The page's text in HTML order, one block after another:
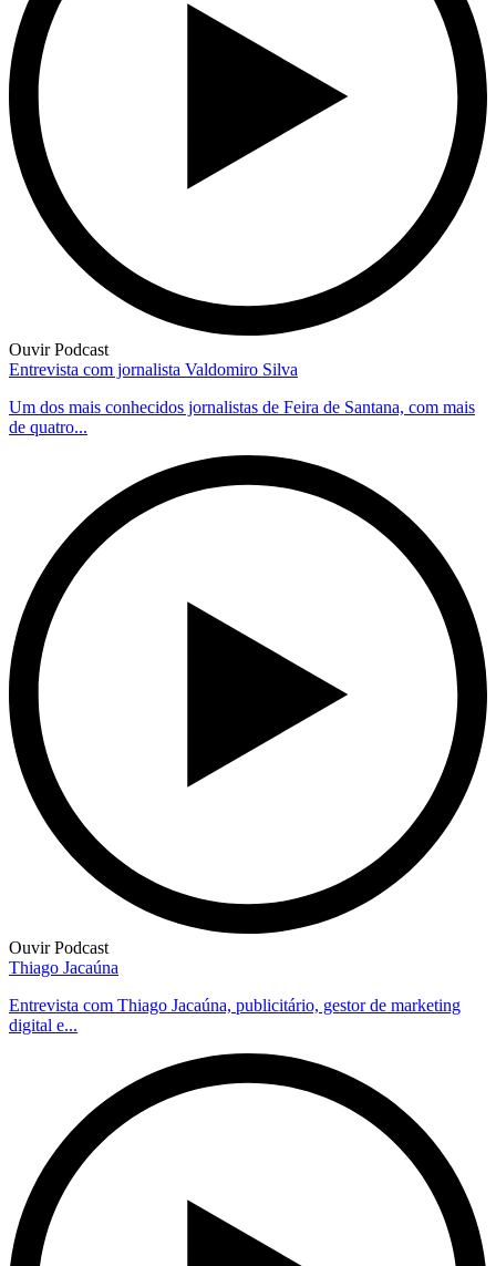
Ouvir Podcast
Entrevista com jornalista Valdomiro Silva
Um dos mais conhecidos jornalistas de Feira de Santana, com mais
de quatro...
Ouvir Podcast
Thiago Jacaúna
Entrevista com Thiago Jacaúna, publicitário, gestor de marketing
digital e...